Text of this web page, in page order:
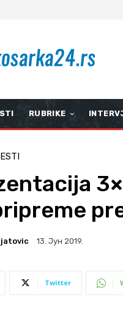
RUBRIKE
13. Јун 2019.
Twitter